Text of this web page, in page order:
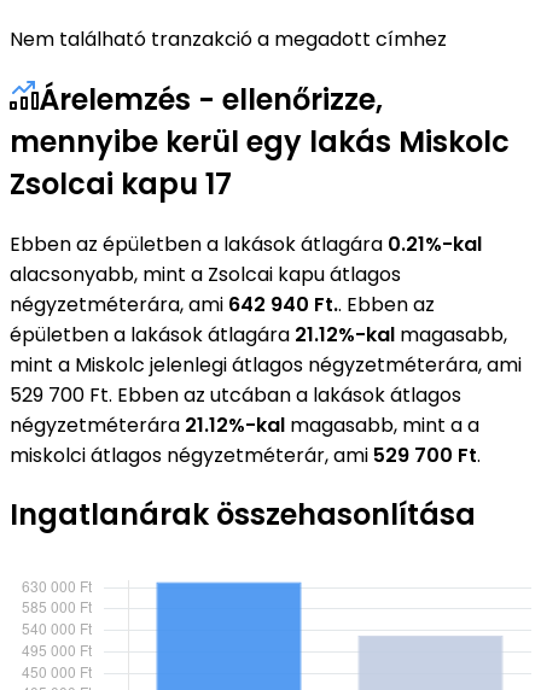
Nem található tranzakció a megadott címhez
Árelemzés - ellenőrizze,
mennyibe kerül egy lakás Miskolc
Zsolcai kapu 17
Ebben az épületben a lakások átlagára 0.21%-kal
alacsonyabb, mint a Zsolcai kapu átlagos
négyzetméterára, ami 642 940 Ft.. Ebben az
épületben a lakások átlagára 21.12%-kal magasabb,
mint a Miskolc jelenlegi átlagos négyzetméterára, ami
529 700 Ft. Ebben az utcában a lakások átlagos
négyzetméterára 21.12%-kal magasabb, mint a a
miskolci átlagos négyzetméterár, ami 529 700 Ft.
Ingatlanárak összehasonlítása